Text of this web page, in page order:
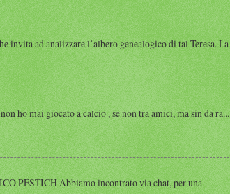
ad analizzare l’albero genealogico di tal Teresa. La
ho mai giocato a calcio , se non tra amici, ma sin da ra...
PESTICH Abbiamo incontrato via chat, per una